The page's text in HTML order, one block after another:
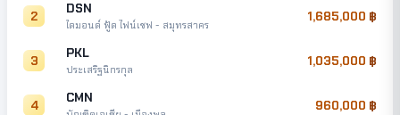
2 DSN
ไดมอนด์ ฟู้ด ไฟน์เชฟ - สมุทรสาคร
1,685,000
3 PKL
ประเสริฐนิกรกุล
1,035,000
4 CMN 960,000